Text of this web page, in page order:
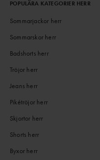
POPULÄRA KATEGORIER HERR
Sommarjackor herr
Sommarskor herr
Badshorts herr
Tröjor herr
Jeans herr
Pikétröjor herr
Skjortor herr
Shorts herr
Byxor herr